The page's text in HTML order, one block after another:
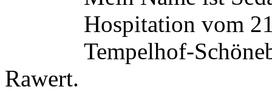
Hospitation vom
Tempelhof-
Rawert.